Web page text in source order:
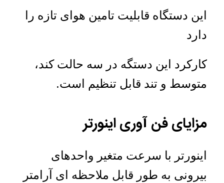
این دستگاه قابلیت تامین هوای تازه را
دارد
کارکرد این دستگه در سه حالت کند،
متوسط و تند قابل تنظیم است.
مزایای فن آوری اینورتر
اینورتر با سرعت متغیر واحدهای
بیرونی به طور قابل ملاحظه ای آرامتر